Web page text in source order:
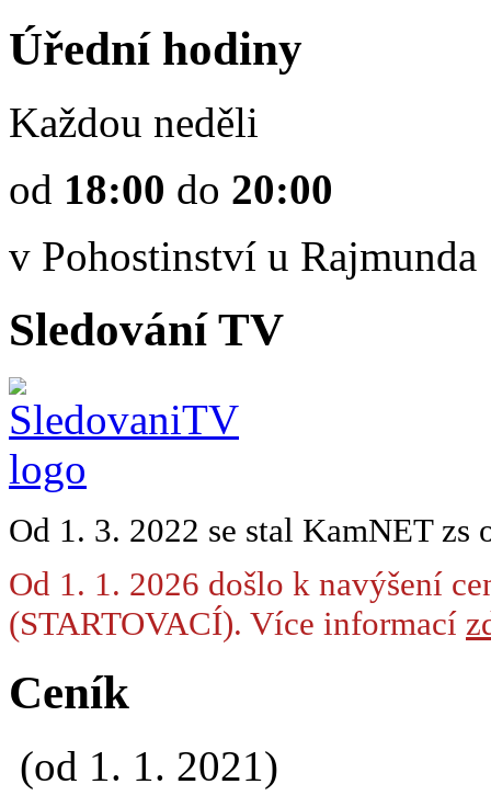
Úřední hodiny
Každou neděli
od 18:00 do 20:00
v Pohostinství u Rajmunda
Sledování TV
Od 1. 3. 2022 se stal KamNET
Od 1. 1. 2026 došlo k navýšení
(STARTOVACÍ). Více informací
Ceník
(od 1. 1. 2021)